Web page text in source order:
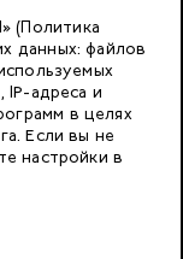
«BC Neo Geo»
(Политика
данных: файлов
адреса и
в целях
Если вы не
настройки в